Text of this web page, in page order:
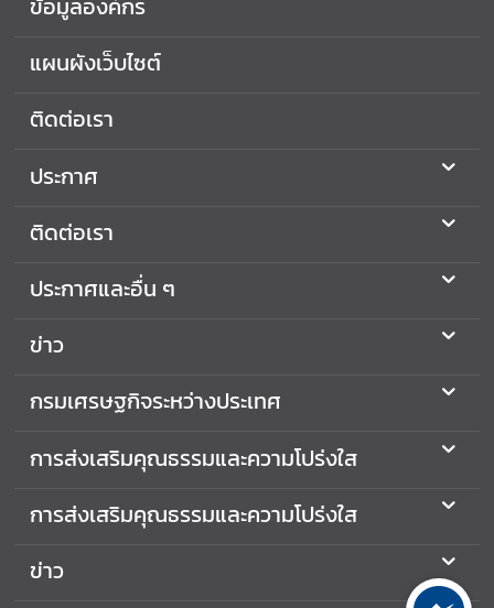
ม
ป
ใ
ก
ร
ปิ
ผ
ข้
มู
ข้อมูลองค์กร
แผนผังเว็บไซต์
ติดต่อเรา
ประกาศ
ติดต่อเรา
ประกาศและอื่น ๆ
ข่าว
กรมเศรษฐกิจระหว่างประเทศ
การส่งเสริมคุณธรรมและความโปร่งใส
การส่งเสริมคุณธรรมและความโปร่งใส
ข่าว